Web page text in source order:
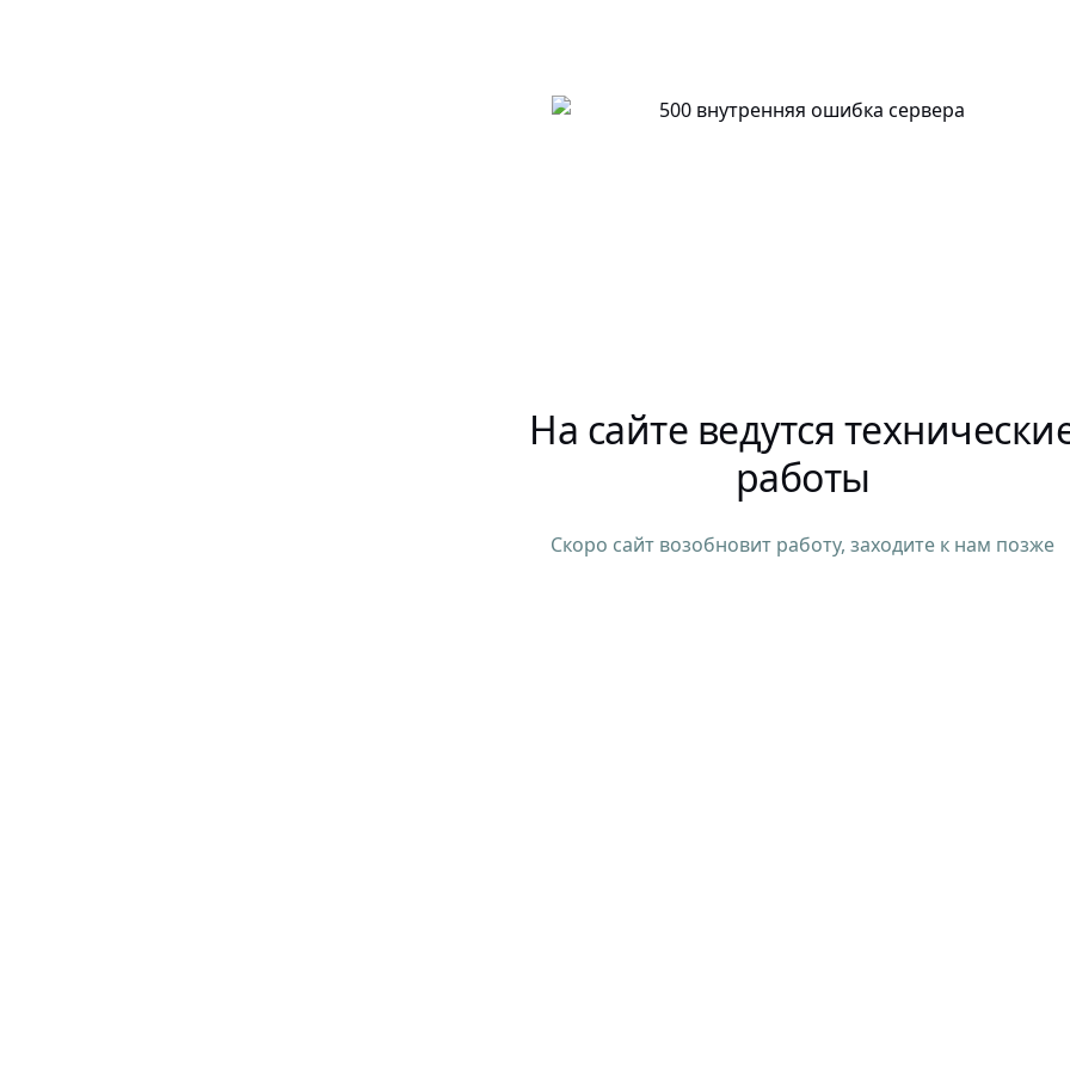
На сайте ведутся
работы
Скоро сайт возобновит работу, заходите к нам позже